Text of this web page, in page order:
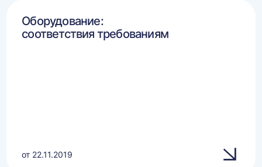
Оборудование:
соответствия требованиям
от 22.11.2019